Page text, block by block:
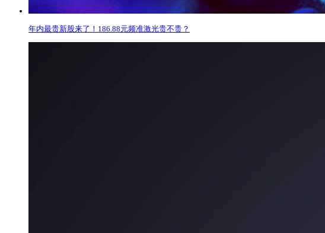
年内最贵新股来了！186.88元频准激光贵不贵？